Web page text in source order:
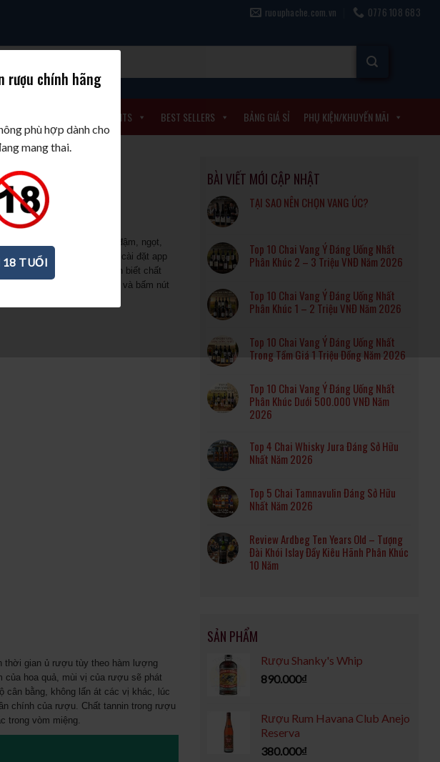
ruouphache.com.vn 0776 108 683
BEST WINES & SPIRITS BEST SELLERS BẢNG GIÁ SỈ PHỤ KIỆN/KHUYẾN MÃI
bạn?
thích hương vị tinh tế, đậm, ngọt,
gu trước hết bạn cần phải cài đặt app
này vào điện thoại. Muốn biết chất
dán của chai rượu vang và bấm nút
muốn kiểm tra.
thời gian ủ rượu tùy theo hàm lượng
hoa quả, mùi vị của rượu sẽ phát
cân bằng, không lấn át các vị khác, lúc
chính của rượu. Chất tannin trong rượu
trong vòm miệng.
BÀI VIẾT MỚI CẬP NHẬT
TẠI SAO NÊN CHỌN VANG ÚC?
Top 10 Chai Vang Ý Đáng Uống Nhất
Phân Khúc 2 – 3 Triệu VNĐ Năm 2026
Top 10 Chai Vang Ý Đáng Uống Nhất
Phân Khúc 1 – 2 Triệu VNĐ Năm 2026
Top 10 Chai Vang Ý Đáng Uống Nhất
Trong Tầm Giá 1 Triệu Đồng Năm 2026
Top 10 Chai Vang Ý Đáng Uống Nhất
Phân Khúc Dưới 500.000 VNĐ Năm
2026
Top 4 Chai Whisky Jura Đáng Sở Hữu
Nhất Năm 2026
Top 5 Chai Tamnavulin Đáng Sở Hữu
Nhất Năm 2026
Review Ardbeg Ten Years Old – Tượng
Đài Khói Islay Đầy Kiêu Hãnh Phân Khúc
10 Năm
SẢN PHẨM
Rượu Shanky's Whip
890.000₫
Rượu Rum Havana Club Anejo
Reserva
380.000₫
rượu chính hãng
phù hợp dành cho
mang thai.
18 TUỔI